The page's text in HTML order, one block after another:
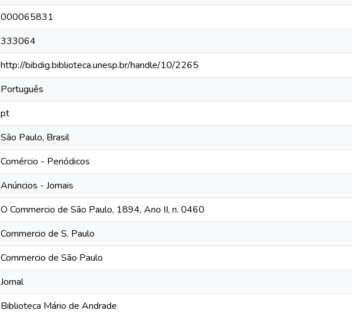
000065831
333064
http://bibdig.biblioteca.unesp.br/handle/10/2265
Português
pt
São Paulo, Brasil
Comércio - Periódicos
Anúncios - Jornais
O Commercio de São Paulo, 1894, Ano II, n. 0460
Commercio de S. Paulo
Commercio de São Paulo
Jornal
Biblioteca Mário de Andrade